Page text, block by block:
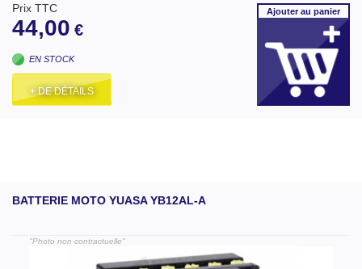
Prix TTC
44,00 €
EN STOCK
+ DE DÉTAILS
Ajouterau panier
BATTERIE MOTO YUASA YB12AL-A
"Photo non contractuelle"